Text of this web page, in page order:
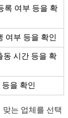
록 여부 등을 확
여부 등을 확인
동 시간 등을 확
을 확인
는 업체를 선택